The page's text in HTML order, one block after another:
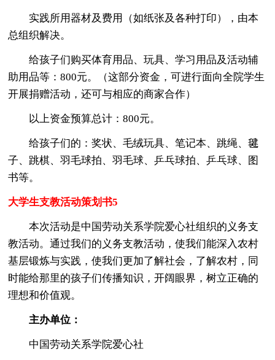
实践所用器材及费用（如纸张及各种打印），由本
总组织解决。
给孩子们购买体育用品、玩具、学习用品及活动辅
助用品等：800元。（这部分资金，可进行面向全院学生
开展捐赠活动，还可与相应的商家合作）
以上资金预算总计：800元。
给孩子们的：奖状、毛绒玩具、笔记本、跳绳、毽
子、跳棋、羽毛球拍、羽毛球、乒乓球拍、乒乓球、图
书等。
大学生支教活动策划书5
本次活动是中国劳动关系学院爱心社组织的义务支
教活动。通过我们的义务支教活动，使我们能深入农村
基层锻炼与实践，使我们更加了解社会，了解农村，同
时能给那里的孩子们传播知识，开阔眼界，树立正确的
理想和价值观。
主办单位：
中国劳动关系学院爱心社